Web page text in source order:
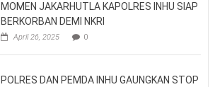
MOMEN JAKARHUTLA KAPOLRES INHU SIAP
BERKORBAN DEMI NKRI
April 26, 2025 0
POLRES DAN PEMDA INHU GAUNGKAN STOP